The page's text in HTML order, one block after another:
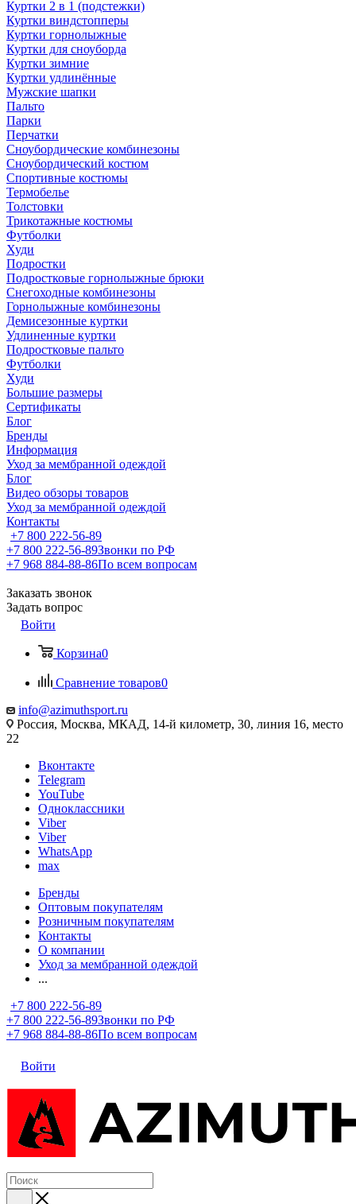
Куртки 2 в 1 (подстежки)
Куртки виндстопперы
Куртки горнолыжные
Куртки для сноуборда
Куртки зимние
Куртки удлинённые
Мужские шапки
Пальто
Парки
Перчатки
Сноубордические комбинезоны
Сноубордический костюм
Спортивные костюмы
Термобелье
Толстовки
Трикотажные костюмы
Футболки
Худи
Подростки
Подростковые горнолыжные брюки
Снегоходные комбинезоны
Горнолыжные комбинезоны
Демисезонные куртки
Удлиненные куртки
Подростковые пальто
Футболки
Худи
Большие размеры
Сертификаты
Блог
Бренды
Информация
Уход за мембранной одеждой
Блог
Видео обзоры товаров
Уход за мембранной одеждой
Контакты
+7 800 222-56-89
+7 800 222-56-89Звонки по РФ
+7 968 884-88-86По всем вопросам
Заказать звонок
Задать вопрос
Войти
Корзина0
Сравнение товаров0
info@azimuthsport.ru
Россия, Москва, МКАД, 14-й километр, 30, линия 16, место
22
Вконтакте
Telegram
YouTube
Одноклассники
Viber
Viber
WhatsApp
max
Бренды
Оптовым покупателям
Розничным покупателям
Контакты
О компании
Уход за мембранной одеждой
...
+7 800 222-56-89
+7 800 222-56-89Звонки по РФ
+7 968 884-88-86По всем вопросам
Войти